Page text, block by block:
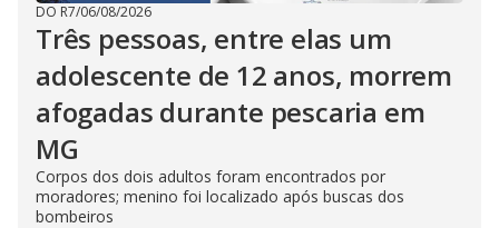
DO R7/06/08/2026
Três pessoas, entre elas um
adolescente de 12 anos, morrem
afogadas durante pescaria em
MG
Corpos dos dois adultos foram encontrados por
moradores; menino foi localizado após buscas dos
bombeiros